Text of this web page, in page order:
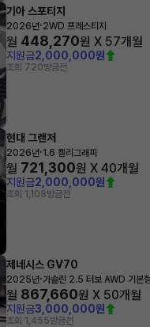
기아 스포티지
2026년·2WD 프레스티지
월 448,270원 X 57개월
지원금2,000,000원
조회 720방금전
현대 그랜저
2026년·1.6 캘리그래피
월 721,300원 X 40개월
지원금2,000,000원
조회 1,108방금전
제네시스 GV70
2025년·가솔린 2.5 터보 AWD 기본형
월 867,660원 X 50개월
지원금3,000,000원
조회 1,455방금전